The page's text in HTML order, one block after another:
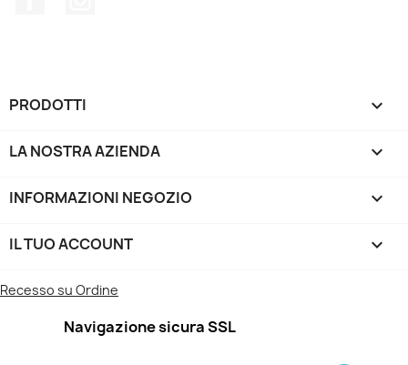
PRODOTTI 
LA NOSTRA AZIENDA 
INFORMAZIONI NEGOZIO keyboard_arrow_down
IL TUO ACCOUNT 
Recesso su Ordine
Navigazione sicura SSL